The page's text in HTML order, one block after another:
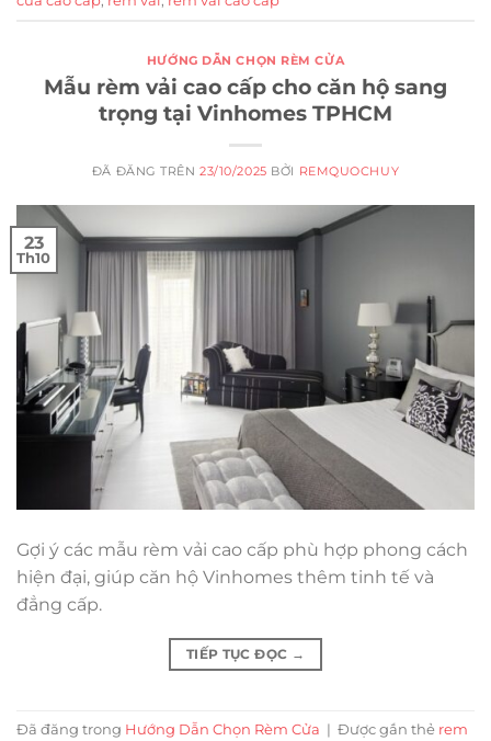
HƯỚNG DẪN CHỌN RÈM CỬA
Mẫu rèm vải cao cấp cho căn hộ sang
trọng tại Vinhomes TPHCM
ĐÃ ĐĂNG TRÊN23/10/2025 BỞI REMQUOCHUY
23
Th10
Gợi ý các mẫu rèm vải cao cấp phù hợp phong cách
hiện đại, giúp căn hộ Vinhomes thêm tinh tế và
đẳng cấp.
TIẾP TỤC ĐỌC →
Đã đăng trong Hướng Dẫn Chọn Rèm Cửa | Được gắn thẻ rem